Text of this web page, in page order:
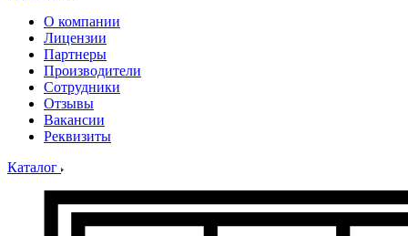
О компании
Лицензии
Партнеры
Производители
Сотрудники
Отзывы
Вакансии
Реквизиты
Каталог